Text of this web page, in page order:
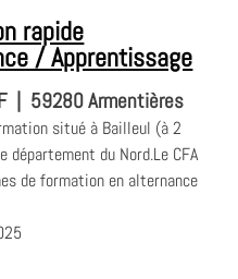
rapide
/ Apprentissage
| 59280 Armentières
situé à Bailleul (à 2
département du Nord.Le CFA
de formation en alternance